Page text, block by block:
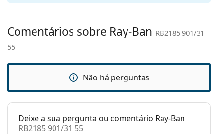
Acessórios
Estojo:
Pano de
Sim
Outros
Categoria:
Óculos de sol
Comentários sobre Ray-Ban RB2185 901/31
55
Não há perguntas
Deixe a sua pergunta ou comentário Ray-Ban
RB2185 901/31 55